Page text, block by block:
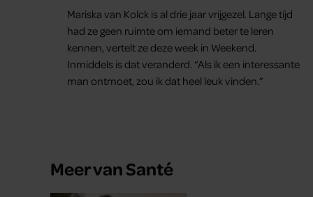
Mariska van Kolck is al drie jaar vrijgezel. Lange tijd
had ze geen ruimte om iemand beter te leren
kennen, vertelt ze deze week in Weekend.
Inmiddels is dat veranderd. “Als ik een interessante
man ontmoet, zou ik dat heel leuk vinden.”
Meer van Santé